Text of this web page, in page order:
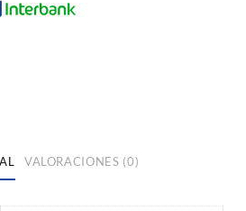
VALORACIONES (0)